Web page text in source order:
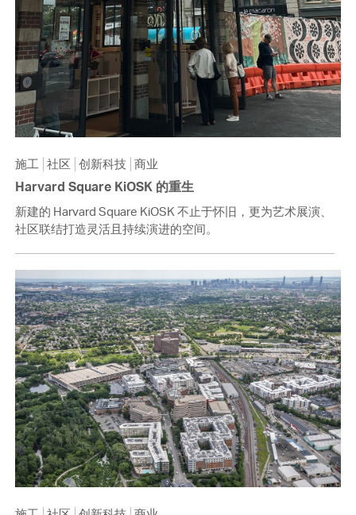
施工 社区 创新科技 商业
Harvard Square KiOSK 的重生
新建的 Harvard Square KiOSK 不止于怀旧，更为艺术展演、
社区联结打造灵活且持续演进的空间。